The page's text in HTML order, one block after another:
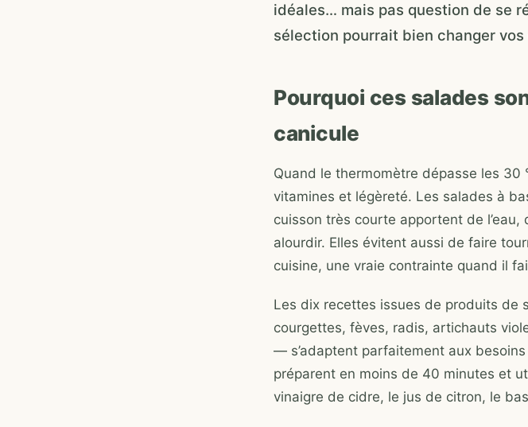
idéales… mais pas question de se
sélection pourrait bien changer vos
Pourquoi ces salades
canicule
Quand le thermomètre dépasse les 30
vitamines et légèreté. Les salades à
cuisson très courte apportent de
alourdir. Elles évitent aussi de faire
cuisine, une vraie contrainte quand il
Les dix recettes issues de produits
courgettes, fèves, radis, artichauts
— s’adaptent parfaitement aux
préparent en moins de 40 minutes et
vinaigre de cidre, le jus de citron, le